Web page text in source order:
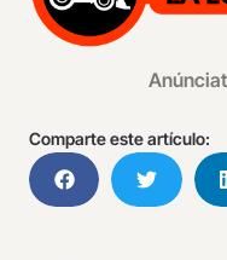
Comparte este artículo: